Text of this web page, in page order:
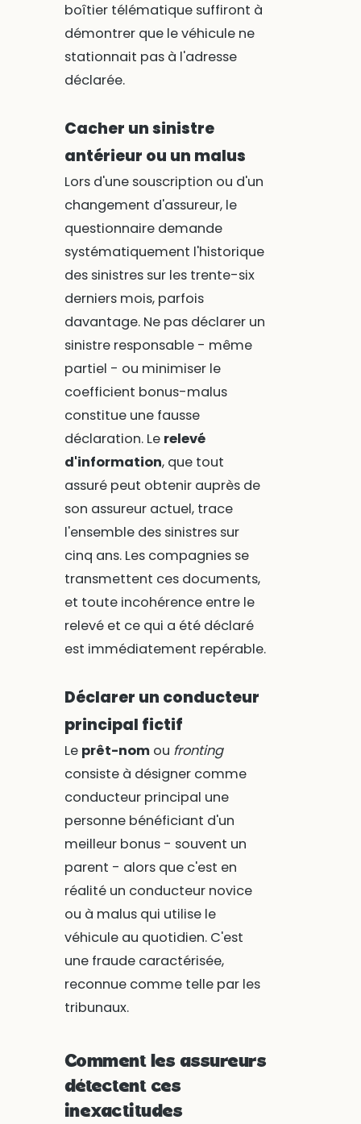
boîtier télématique suffiront à
démontrer que le véhicule ne
stationnait pas à l'adresse
déclarée.
Cacher un sinistre
antérieur ou un malus
Lors d'une souscription ou d'un
changement d'assureur, le
questionnaire demande
systématiquement l'historique
des sinistres sur les trente-six
derniers mois, parfois
davantage. Ne pas déclarer un
sinistre responsable - même
partiel - ou minimiser le
coefficient bonus-malus
constitue une fausse
déclaration. Le relevé
d'information, que tout
assuré peut obtenir auprès de
son assureur actuel, trace
l'ensemble des sinistres sur
cinq ans. Les compagnies se
transmettent ces documents,
et toute incohérence entre le
relevé et ce qui a été déclaré
est immédiatement repérable.
Déclarer un conducteur
principal fictif
Le prêt-nomou fronting
consiste à désigner comme
conducteur principal une
personne bénéficiant d'un
meilleur bonus - souvent un
parent - alors que c'est en
réalité un conducteur novice
ou à malus qui utilise le
véhicule au quotidien. C'est
une fraude caractérisée,
reconnue comme telle par les
tribunaux.
Comment les assureurs
détectent ces
inexactitudes